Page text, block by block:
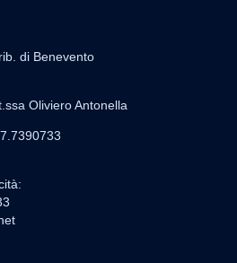
di Benevento
Oliviero Antonella